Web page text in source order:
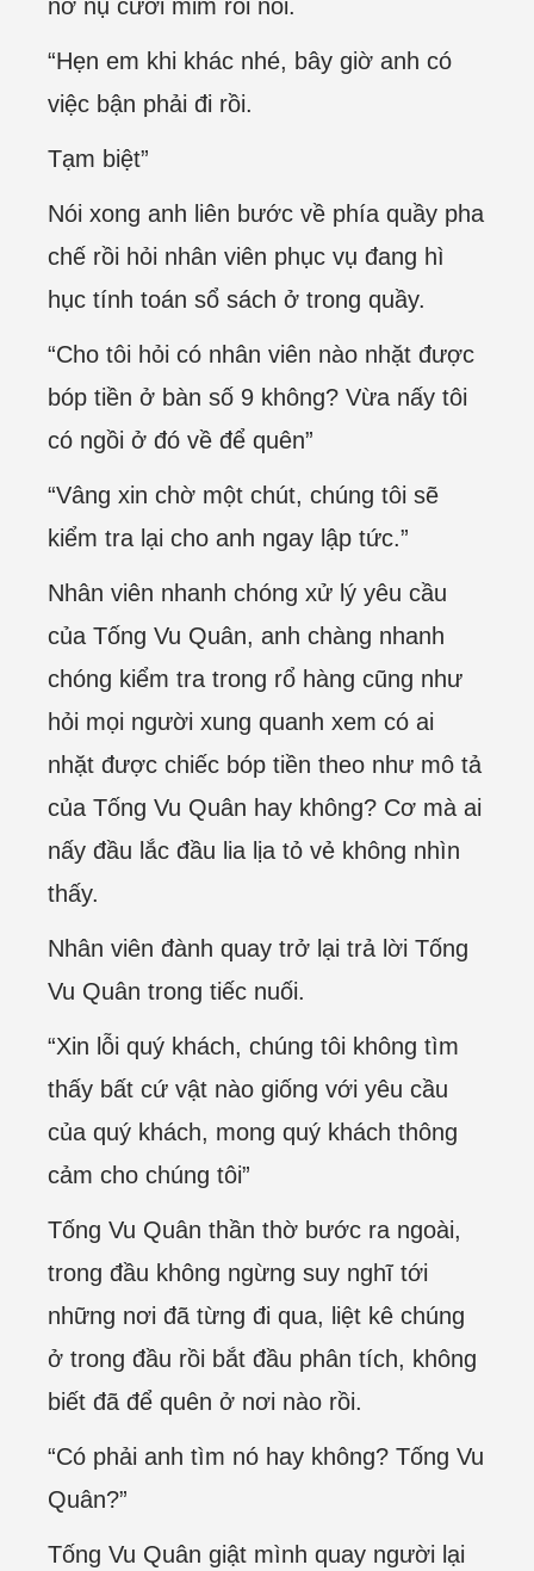
nở nụ cười mỉm rồi nói.
“Hẹn em khi khác nhé, bây giờ anh có
việc bận phải đi rồi.
Tạm biệt”
Nói xong anh liên bước về phía quầy pha
chế rồi hỏi nhân viên phục vụ đang hì
hục tính toán sổ sách ở trong quầy.
“Cho tôi hỏi có nhân viên nào nhặt được
bóp tiền ở bàn số 9 không? Vừa nấy tôi
có ngồi ở đó về để quên”
“Vâng xin chờ một chút, chúng tôi sẽ
kiểm tra lại cho anh ngay lập tức.”
Nhân viên nhanh chóng xử lý yêu cầu
của Tống Vu Quân, anh chàng nhanh
chóng kiểm tra trong rổ hàng cũng như
hỏi mọi người xung quanh xem có ai
nhặt được chiếc bóp tiền theo như mô tả
của Tống Vu Quân hay không? Cơ mà ai
nấy đầu lắc đầu lia lịa tỏ vẻ không nhìn
thấy.
Nhân viên đành quay trở lại trả lời Tống
Vu Quân trong tiếc nuối.
“Xin lỗi quý khách, chúng tôi không tìm
thấy bất cứ vật nào giống với yêu cầu
của quý khách, mong quý khách thông
cảm cho chúng tôi”
Tống Vu Quân thần thờ bước ra ngoài,
trong đầu không ngừng suy nghĩ tới
những nơi đã từng đi qua, liệt kê chúng
ở trong đầu rồi bắt đầu phân tích, không
biết đã để quên ở nơi nào rồi.
“Có phải anh tìm nó hay không? Tống Vu
Quân?”
Tống Vu Quân giật mình quay người lại